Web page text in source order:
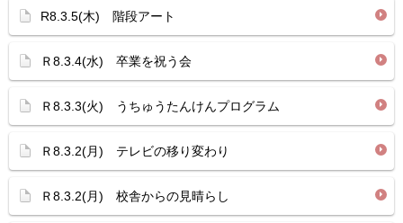
R8.3.5(木) 階段アート
Ｒ8.3.4(水) 卒業を祝う会
Ｒ8.3.3(火) うちゅうたんけんプログラム
Ｒ8.3.2(月) テレビの移り変わり
Ｒ8.3.2(月) 校舎からの見晴らし